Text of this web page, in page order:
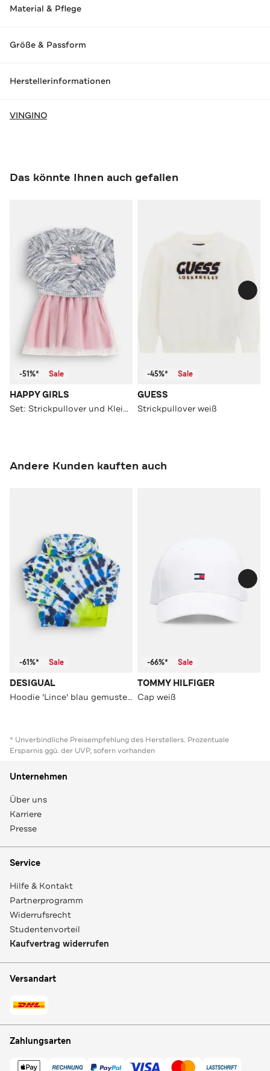
Material & Pflege
Größe & Passform
Herstellerinformationen
VINGINO
Das könnte Ihnen auch gefallen
-51%* Sale
HAPPY GIRLS
Set: Strickpullover und Kleid mehrfarbig
-45%* Sale
GUESS
Strickpullover weiß
Andere Kunden kauften auch
-61%* Sale
DESIGUAL
Hoodie 'Lince' blau gemustert
-66%* Sale
TOMMY HILFIGER
Cap weiß
* Unverbindliche Preisempfehlung des Herstellers. Prozentuale
Ersparnis ggü. der UVP, sofern vorhanden
Unternehmen
Über uns
Karriere
Presse
Service
Hilfe & Kontakt
Partnerprogramm
Widerrufsrecht
Studentenvorteil
Kaufvertrag widerrufen
Versandart
Zahlungsarten